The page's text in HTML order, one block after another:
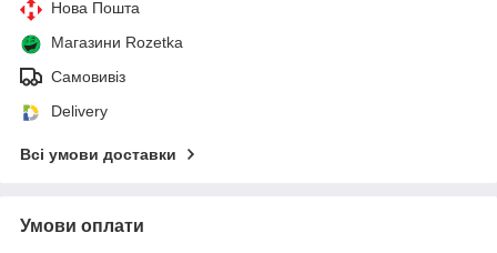
Нова Пошта
Магазини Rozetka
Самовивіз
Delivery
Всі умови доставки
Умови оплати